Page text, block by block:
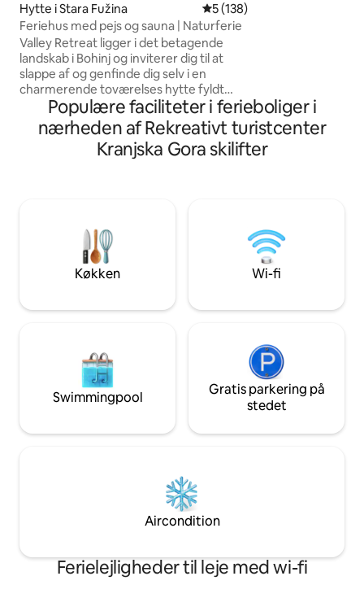
Hytte i Stara Fužina 5 ud af 5 i gennemsnitlig
5 (138)
Feriehus med pejs og sauna | Naturferie
Valley Retreat ligger i det betagende
landskab i Bohinj og inviterer dig til at
slappe af og genfinde dig selv i en
charmerende toværelses hytte fyldt
med varme og karakter. Hvert hjørne af
hjemmet fortæller en historie – fra
håndlavede møbler til gennemtænkte
detaljer, der skaber en ægte følelse af
bekymringer til at forsvinde. ✨ Kom for
at få udsigten. Bliv og nyd følelsen ✨
MED VORES
Populære faciliteter i ferieboliger i
nærheden af Rekreativt turistcenter
Kranjska Gora skilifter
Køkken Wi-fi
Swimmingpool
Gratis parkering på
stedet
Aircondition
Ferielejligheder til leje med wi-fi